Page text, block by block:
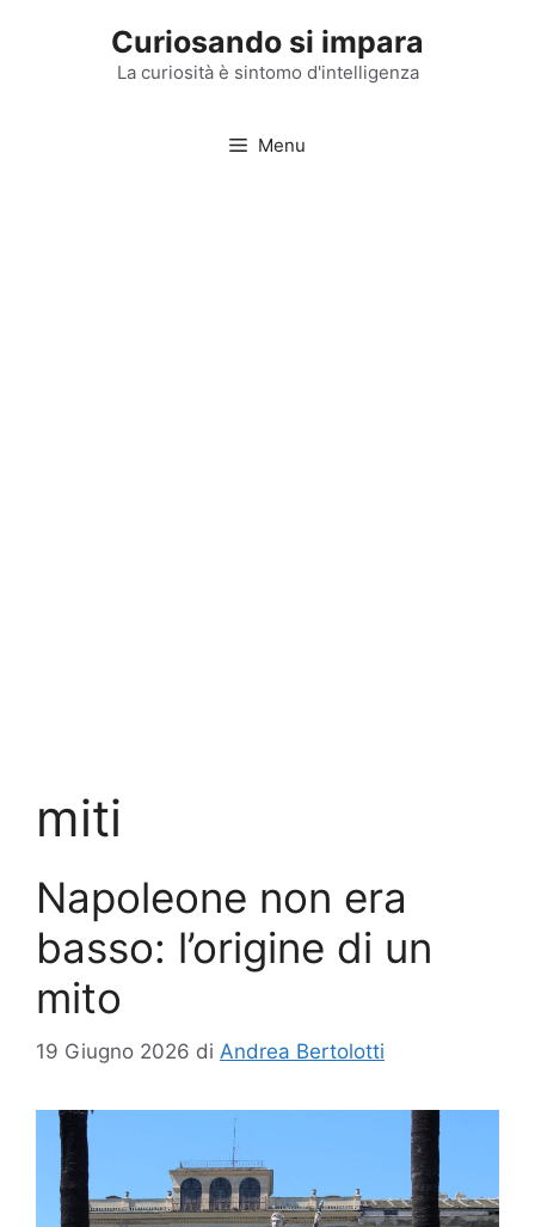
Curiosando si impara
La curiosità è sintomo d'intelligenza
Menu
miti
Napoleone non era
basso: l’origine di un
mito
19 Giugno 2026 di Andrea Bertolotti